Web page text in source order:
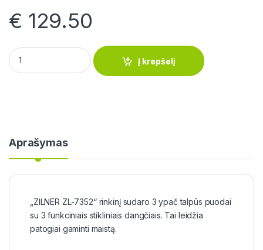
€ 129.50
Puodų rinkinys 6 vnt ZILNER ZL-7352 quantity
Į krepšelį
Aprašymas
„ZILNER ZL-7352“ rinkinį sudaro 3 ypač talpūs puodai
su 3 funkciniais stikliniais dangčiais. Tai leidžia
patogiai gaminti maistą.